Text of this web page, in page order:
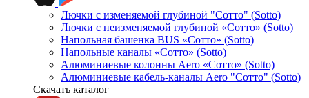
Лючки с изменяемой глубиной "Сотто" (Sotto)
Лючки с неизменяемой глубиной «Сотто» (Sotto)
Напольная башенка BUS «Сотто» (Sotto)
Напольные каналы «Сотто» (Sotto)
Алюминиевые колонны Aero «Сотто» (Sotto)
Алюминиевые кабель-каналы Aero "Сотто" (Sotto)
Скачать каталог